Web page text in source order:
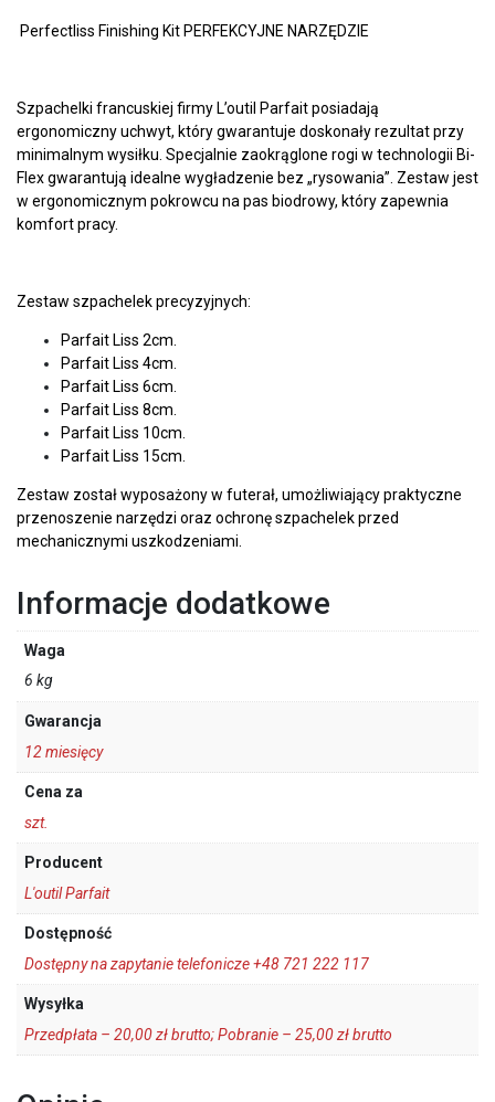
Perfectliss Finishing Kit PERFEKCYJNE NARZĘDZIE
Szpachelki francuskiej firmy L’outil Parfait posiadają
ergonomiczny uchwyt, który gwarantuje doskonały rezultat przy
minimalnym wysiłku. Specjalnie zaokrąglone rogi w technologii Bi-
Flex gwarantują idealne wygładzenie bez „rysowania”. Zestaw jest
w ergonomicznym pokrowcu na pas biodrowy, który zapewnia
komfort pracy.
Zestaw szpachelek precyzyjnych:
Parfait Liss 2cm.
Parfait Liss 4cm.
Parfait Liss 6cm.
Parfait Liss 8cm.
Parfait Liss 10cm.
Parfait Liss 15cm.
Zestaw został wyposażony w futerał, umożliwiający praktyczne
przenoszenie narzędzi oraz ochronę szpachelek przed
mechanicznymi uszkodzeniami.
Informacje dodatkowe
Waga
6 kg
Gwarancja
12 miesięcy
Cena za
szt.
Producent
L'outil Parfait
Dostępność
Dostępny na zapytanie telefonicze +48 721 222 117
Wysyłka
Przedpłata – 20,00 zł brutto; Pobranie – 25,00 zł brutto